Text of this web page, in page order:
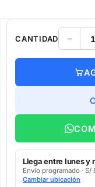
CANTIDAD
Llega entre lunes y
Envío programado · S/
Cambiar ubicación